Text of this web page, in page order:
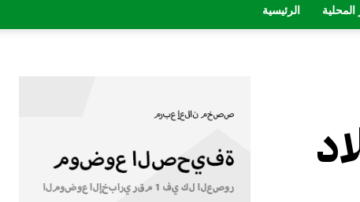
الرئيسية المحلية